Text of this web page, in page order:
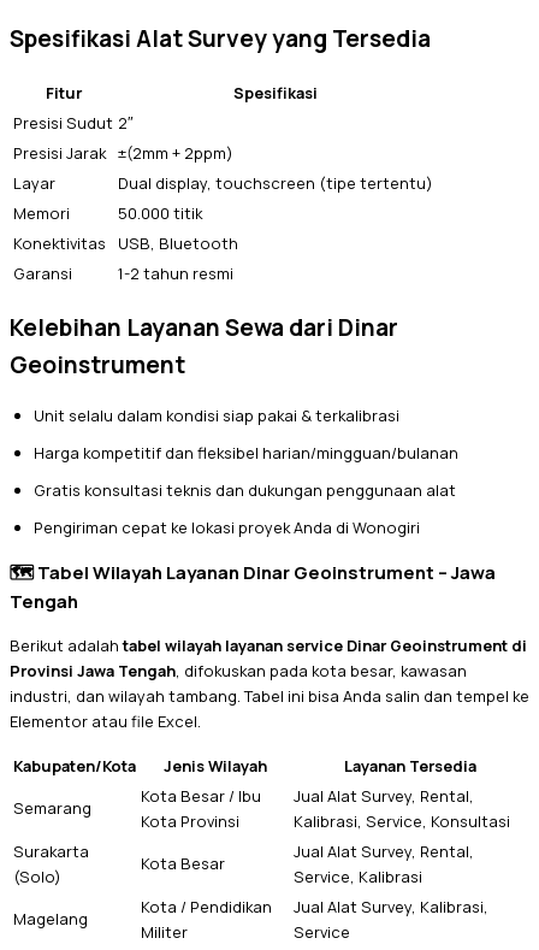
Spesifikasi Alat Survey yang Tersedia
Fitur
Spesifikasi
Presisi Sudut 2″
Presisi Jarak ±(2mm + 2ppm)
Layar
Dual display, touchscreen (tipe tertentu)
Memori
50.000 titik
Konektivitas
USB, Bluetooth
Garansi
1-2 tahun resmi
Kelebihan Layanan Sewa dari Dinar
Geoinstrument
Unit selalu dalam kondisi siap pakai & terkalibrasi
Harga kompetitif dan fleksibel harian/mingguan/bulanan
Gratis konsultasi teknis dan dukungan penggunaan alat
Pengiriman cepat ke lokasi proyek Anda di Wonogiri
🗺️ Tabel Wilayah Layanan Dinar Geoinstrument – Jawa
Tengah
Berikut adalahtabel wilayah layanan service Dinar Geoinstrument di
Provinsi Jawa Tengah, difokuskan pada kota besar, kawasan
industri, dan wilayah tambang. Tabel ini bisa Anda salin dan tempel ke
Elementor atau file Excel.
Kabupaten/Kota Jenis Wilayah
Layanan Tersedia
Semarang
Kota Besar / Ibu
Kota Provinsi
Jual Alat Survey, Rental,
Kalibrasi, Service, Konsultasi
Surakarta
(Solo)
Kota Besar
Jual Alat Survey, Rental,
Service, Kalibrasi
Magelang
Kota / Pendidikan
Militer
Jual Alat Survey, Kalibrasi,
Service